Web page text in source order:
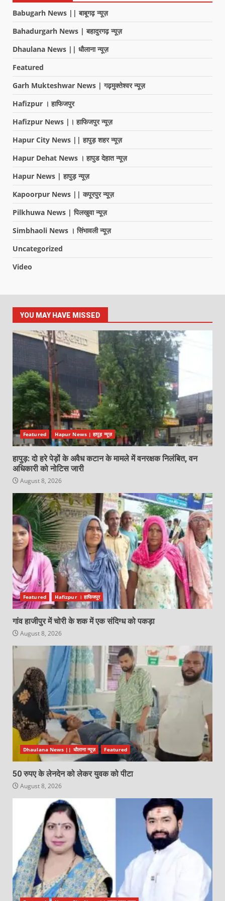
Babugarh News || बाबूगढ़ न्यूज़
Bahadurgarh News | बहादुरगढ़ न्यूज़
Dhaulana News || धौलाना न्यूज़
Featured
Garh Mukteshwar News | गढ़मुक्तेश्वर न्यूज़
Hafizpur । हाफिजपुर
Hafizpur News |। हाफिजपुर न्यूज़
Hapur City News || हापुड़ शहर न्यूज़
Hapur Dehat News । हापुड देहात न्यूज़
Hapur News | हापुड़ न्यूज़
Kapoorpur News || कपूरपुर न्यूज़
Pilkhuwa News | पिलखुवा न्यूज़
Simbhaoli News । सिंभावली न्यूज़
Uncategorized
Video
YOU MAY HAVE MISSED
Featured Hapur News | हापुड़ न्यूज़
हापुड़: दो हरे पेड़ों के अवैध कटान के मामले में वनरक्षक निलंबित, वन
अधिकारी को नोटिस जारी
August 8, 2026
Featured Hafizpur । हाफिजपुर
गांव हाजीपुर में चोरी के शक में एक संदिग्ध को पकड़ा
August 8, 2026
Dhaulana News || धौलाना न्यूज़ Featured
50 रुपए के लेनदेन को लेकर युवक को पीटा
August 8, 2026